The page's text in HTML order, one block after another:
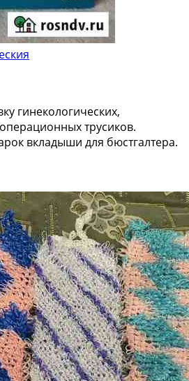
гинекологических,
трусиков.
вкладыши для бюстгалтера.